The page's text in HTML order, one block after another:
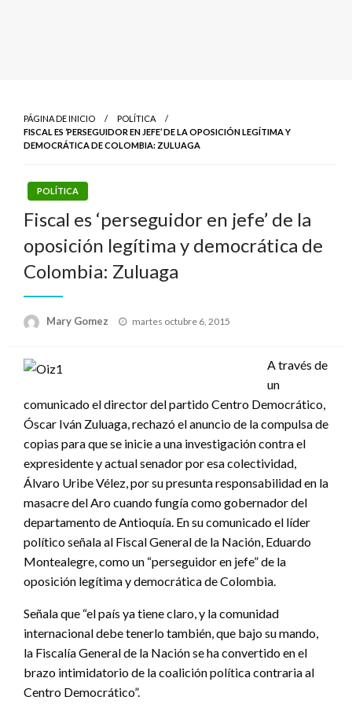
PÁGINA DE INICIO
POLÍTICA
FISCAL ES ‘PERSEGUIDOR EN JEFE’ DE LA OPOSICIÓN LEGÍTIMA Y
DEMOCRÁTICA DE COLOMBIA: ZULUAGA
POLÍTICA
Fiscal es ‘perseguidor en jefe’ de la
oposición legítima y democrática de
Colombia: Zuluaga
Mary Gomez
Publicado
martes octubre 6, 2015
A través de
un
comunicado el director del partido Centro Democrático,
Óscar Iván Zuluaga, rechazó el anuncio de la compulsa de
copias para que se inicie a una investigación contra el
expresidente y actual senador por esa colectividad,
Álvaro Uribe Vélez, por su presunta responsabilidad en la
masacre del Aro cuando fungía como gobernador del
departamento de Antioquía. En su comunicado el líder
político señala al Fiscal General de la Nación, Eduardo
Montealegre, como un “perseguidor en jefe” de la
oposición legítima y democrática de Colombia.
Señala que “el país ya tiene claro, y la comunidad
internacional debe tenerlo también, que bajo su mando,
la Fiscalía General de la Nación se ha convertido en el
brazo intimidatorio de la coalición política contraria al
Centro Democrático”.